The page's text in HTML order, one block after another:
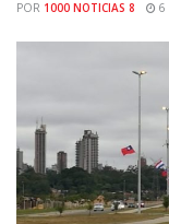
POR 1000 NOTICIAS 8 6